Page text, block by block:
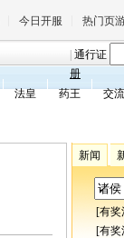
今日开服 热门页
天
王权
通行证
册
法皇 药王 交流
新闻
[有奖
[有奖